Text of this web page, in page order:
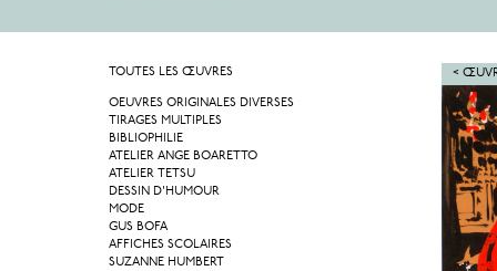
<
TOUTES LES ŒUVRES
OEUVRES ORIGINALES DIVERSES
TIRAGES MULTIPLES
BIBLIOPHILIE
ATELIER ANGE BOARETTO
ATELIER TETSU
DESSIN D'HUMOUR
MODE
GUS BOFA
AFFICHES SCOLAIRES
SUZANNE HUMBERT